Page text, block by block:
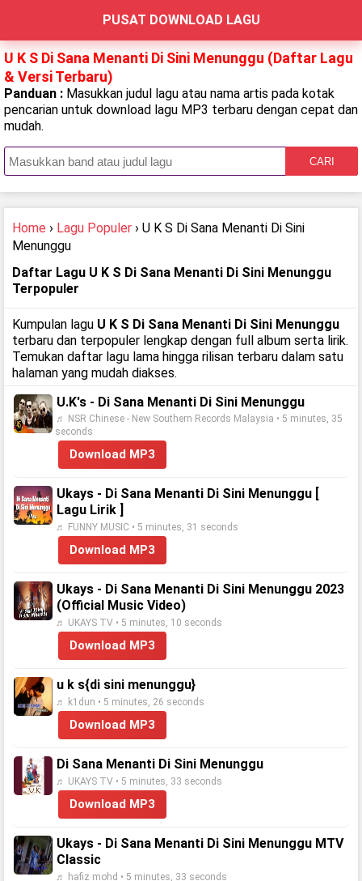
PUSAT DOWNLOAD LAGU
U K S Di Sana Menanti Di Sini Menunggu (Daftar Lagu
& Versi Terbaru)
Panduan : Masukkan judul lagu atau nama artis pada kotak
pencarian untuk download lagu MP3 terbaru dengan cepat dan
mudah.
CARI
Home › Lagu Populer › U K S Di Sana Menanti Di Sini
Menunggu
Daftar Lagu U K S Di Sana Menanti Di Sini Menunggu
Terpopuler
Kumpulan lagu U K S Di Sana Menanti Di Sini Menunggu
terbaru dan terpopuler lengkap dengan full album serta lirik.
Temukan daftar lagu lama hingga rilisan terbaru dalam satu
halaman yang mudah diakses.
U.K's - Di Sana Menanti Di Sini Menunggu
♬ NSR Chinese - New Southern Records Malaysia • 5 minutes, 35
seconds
Download MP3
Ukays - Di Sana Menanti Di Sini Menunggu [
Lagu Lirik ]
♬ FUNNY MUSIC • 5 minutes, 31 seconds
Download MP3
Ukays - Di Sana Menanti Di Sini Menunggu 2023
(Official Music Video)
♬ UKAYS TV • 5 minutes, 10 seconds
Download MP3
u k s{di sini menunggu}
♬ k1dun • 5 minutes, 26 seconds
Download MP3
Di Sana Menanti Di Sini Menunggu
♬ UKAYS TV • 5 minutes, 33 seconds
Download MP3
Ukays - Di Sana Menanti Di Sini Menunggu MTV
Classic
♬ hafiz mohd • 5 minutes, 33 seconds